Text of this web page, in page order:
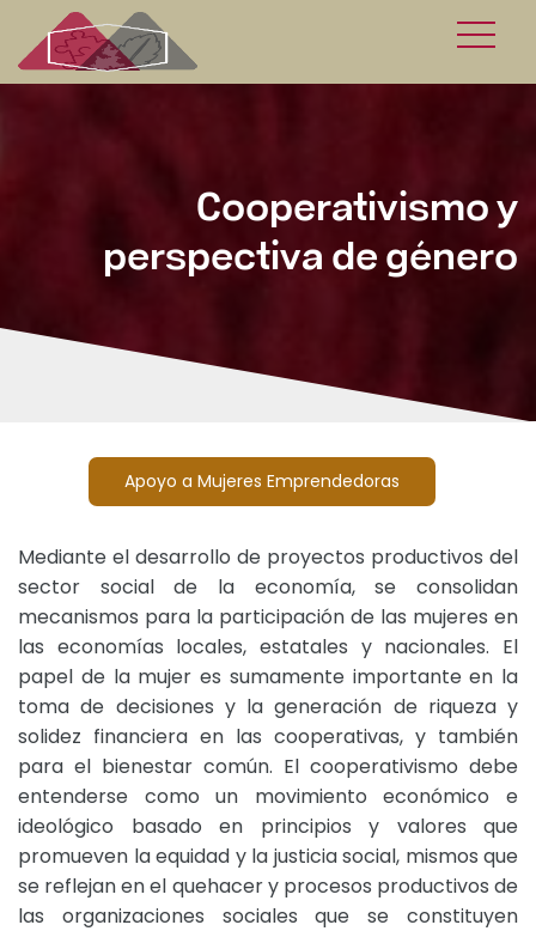
Cooperativismo y
perspectiva de género
Apoyo a Mujeres Emprendedoras
Mediante el desarrollo de proyectos productivos del
sector social de la economía, se consolidan
mecanismos para la participación de las mujeres en
las economías locales, estatales y nacionales. El
papel de la mujer es sumamente importante en la
toma de decisiones y la generación de riqueza y
solidez financiera en las cooperativas, y también
para el bienestar común. El cooperativismo debe
entenderse como un movimiento económico e
ideológico basado en principios y valores que
promueven la equidad y la justicia social, mismos que
se reflejan en el quehacer y procesos productivos de
las organizaciones sociales que se constituyen